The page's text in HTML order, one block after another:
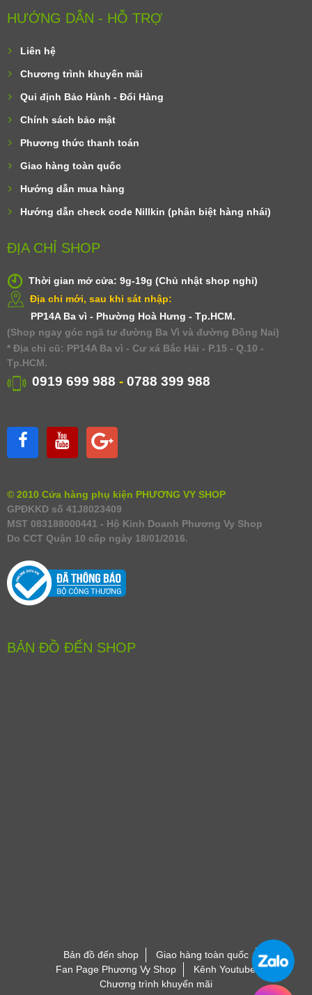
HƯỚNG DẪN - HỖ TRỢ
Liên hệ
Chương trình khuyến mãi
Qui định Bảo Hành - Đổi Hàng
Chính sách bảo mật
Phương thức thanh toán
Giao hàng toàn quốc
Hướng dẫn mua hàng
Hướng dẫn check code Nillkin (phân biệt hàng nhái)
ĐỊA CHỈ SHOP
Thời gian mở cửa: 9g-19g (Chủ nhật shop nghỉ)
Địa chỉ mới, sau khi sát nhập:
PP14A Ba vì - Phường Hoà Hưng - Tp.HCM.
(Shop ngay góc ngã tư đường Ba Vì và đường Đồng Nai)
* Địa chỉ cũ: PP14A Ba vì - Cư xá Bắc Hải - P.15 - Q.10 -
Tp.HCM.
0919 699 988 - 0788 399 988
© 2010 Cửa hàng phụ kiện PHƯƠNG VY SHOP
GPĐKKD số 41J8023409
MST 083188000441 - Hộ Kinh Doanh Phương Vy Shop
Do CCT Quận 10 cấp ngày 18/01/2016.
BẢN ĐỒ ĐẾN SHOP
Bản đồ đến shop
Giao hàng toàn quốc
Fan Page Phương Vy Shop
Kênh Youtube
Chương trình khuyến mãi